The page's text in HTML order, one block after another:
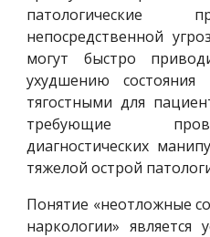
патологические
непосредственной
могут быстро
ухудшению
тягостными для
требующие
диагностических
тяжелой острой
Понятие «неотложные
наркологии»